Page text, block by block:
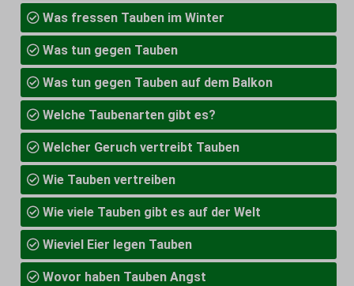
Was fressen Tauben im Winter
Was tun gegen Tauben
Was tun gegen Tauben auf dem Balkon
Welche Taubenarten gibt es?
Welcher Geruch vertreibt Tauben
Wie Tauben vertreiben
Wie viele Tauben gibt es auf der Welt
Wieviel Eier legen Tauben
Wovor haben Tauben Angst